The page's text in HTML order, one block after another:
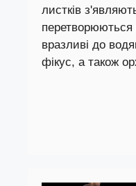
листків
перетворюються
вразливі до
фікус, а також